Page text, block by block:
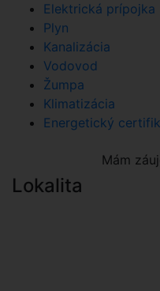
Elektrická prípojka
Plyn
Kanalizácia
Vodovod
Žumpa
Klimatizácia
Energetický
Mám
Lokalita